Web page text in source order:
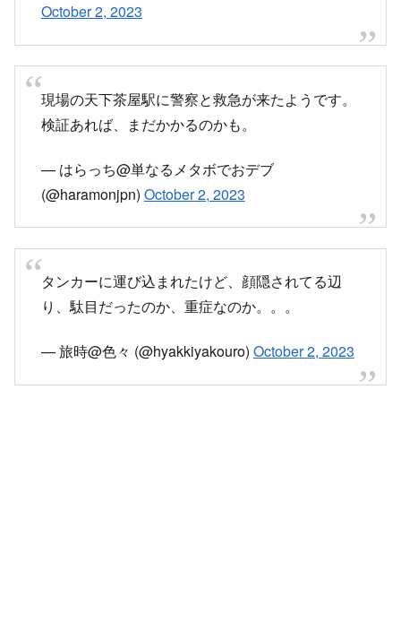
October 2, 2023
現場の天下茶屋駅に警察と救急が来たようです。
検証あれば、まだかかるのかも。
— はらっち@単なるメタボでおデブ
(@haramonjpn) October 2, 2023
タンカーに運び込まれたけど、顔隠されてる辺
り、駄目だったのか、重症なのか。。。
— 旅時@色々 (@hyakkiyakouro) October 2, 2023